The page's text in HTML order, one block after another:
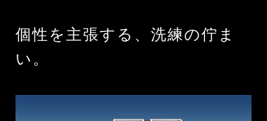
個性を主張する、洗練の佇ま
い。